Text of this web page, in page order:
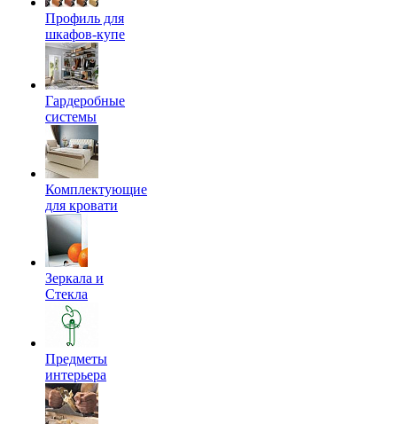
Профиль для
шкафов-купе
Гардеробные
системы
Комплектующие
для кровати
Зеркала и
Стекла
Предметы
интерьера